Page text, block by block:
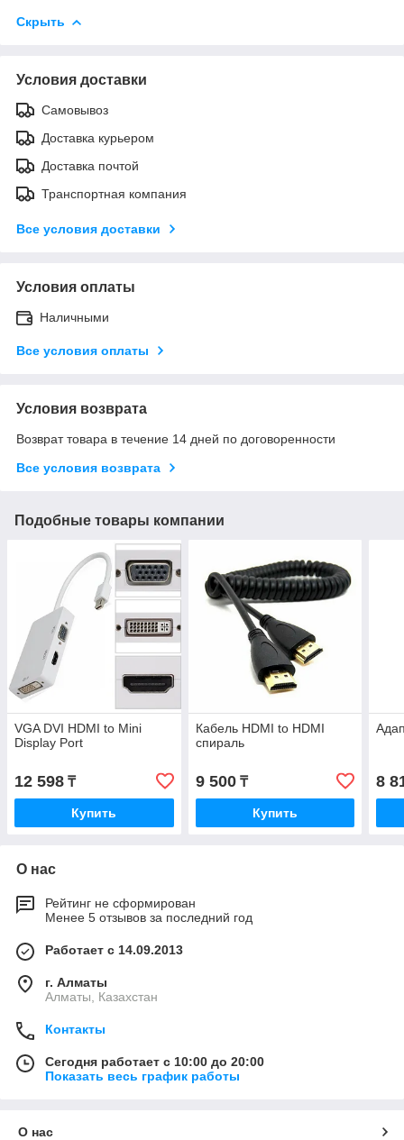
Скрыть
Условия доставки
Самовывоз
Доставка курьером
Доставка почтой
Транспортная компания
Все условия доставки
Условия оплаты
Наличными
Все условия оплаты
Условия возврата
Возврат товара в течение 14 дней по договоренности
Все условия возврата
Подобные товары компании
VGA DVI HDMI to Mini
Display Port
12 598 ₸
Купить
Кабель HDMI to HDMI
спираль
9 500₸
Купить
8
О нас
Рейтинг не сформирован
Менее 5 отзывов за последний год
Работает с 14.09.2013
г. Алматы
Алматы, Казахстан
Контакты
Сегодня работает с 10:00 до 20:00
Показать весь график работы
О нас